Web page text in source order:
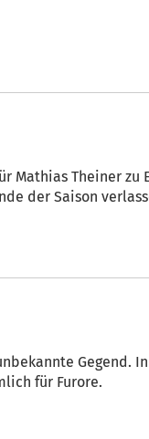
Mathias Theiner zu
der Saison
Gegend. In
für Furore.